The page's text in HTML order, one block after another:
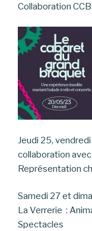
Collaboration
Jeudi 25,
collaboration
Représentation
Samedi 27 et
La Verrerie :
Spectacles